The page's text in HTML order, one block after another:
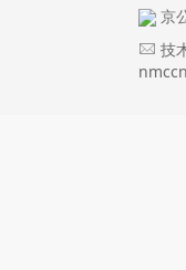
京
技